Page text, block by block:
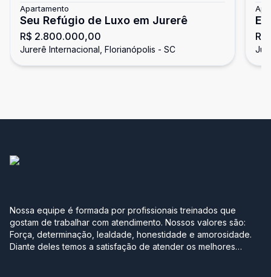
Apartamento
Seu Refúgio de Luxo em Jurerê
R$ 2.800.000,00
Jurerê Internacional, Florianópolis - SC
Nossa equipe é formada por profissionais treinados que
gostam de trabalhar com atendimento. Nossos valores são:
Força, determinação, lealdade, honestidade e amorosidade.
Diante deles temos a satisfação de atender os melhores